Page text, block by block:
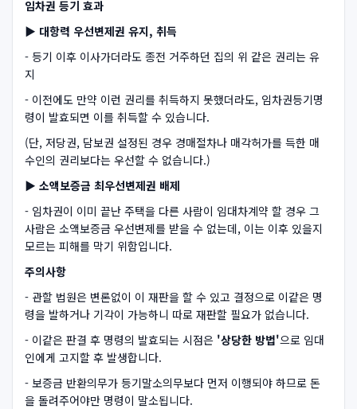
임차권 등기 효과
▶ 대항력 우선변제권 유지, 취득
- 등기 이후 이사가더라도 종전 거주하던 집의 위 같은 권리는 유
지
- 이전에도 만약 이런 권리를 취득하지 못했더라도, 임차권등기명
령이 발효되면 이를 취득할 수 있습니다.
(단, 저당권, 담보권 설정된 경우 경매절차나 매각허가를 득한 매
수인의 권리보다는 우선할 수 없습니다.)
▶ 소액보증금 최우선변제권 배제
- 임차권이 이미 끝난 주택을 다른 사람이 임대차계약 할 경우 그
사람은 소액보증금 우선변제를 받을 수 없는데, 이는 이후 있을지
모르는 피해를 막기 위함입니다.
주의사항
- 관할 법원은 변론없이 이 재판을 할 수 있고 결정으로 이같은 명
령을 발하거나 기각이 가능하니 따로 재판할 필요가 없습니다.
- 이같은 판결 후 명령의 발효되는 시점은 '상당한 방법'으로 임대
인에게 고지할 후 발생합니다.
- 보증금 반환의무가 등기말소의무보다 먼저 이행되야 하므로 돈
을 돌려주어야만 명령이 말소됩니다.